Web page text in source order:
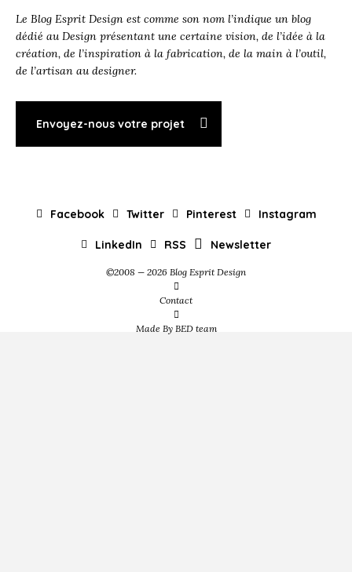
Le Blog Esprit Design est comme son nom l’indique un blog
dédié au Design présentant une certaine vision, de l’idée à la
création, de l’inspiration à la fabrication, de la main à l’outil,
de l’artisan au designer.
Envoyez-nous votre projet
Facebook Twitter Pinterest Instagram
LinkedIn RSS Newsletter
©2008 — 2026 Blog Esprit Design
Contact
Made By BED team